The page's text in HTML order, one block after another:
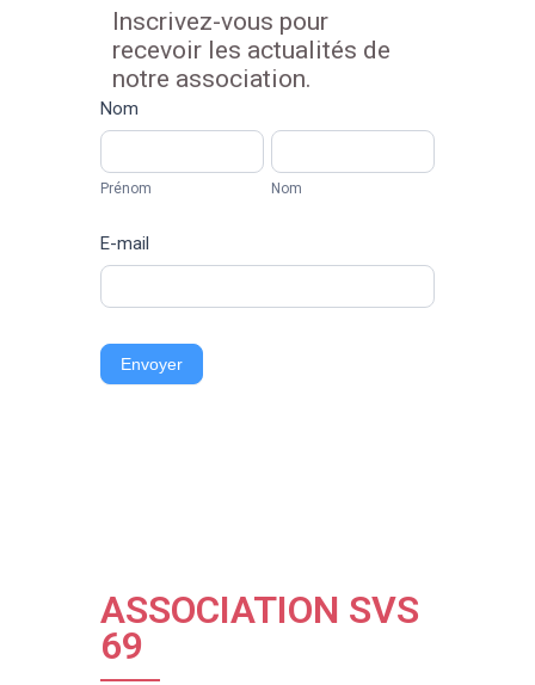
Inscrivez-vous pour
recevoir les actualités de
notre association.
Newsletters
Nom
Prénom Nom
E-mail
Envoyer
ASSOCIATION SVS
69